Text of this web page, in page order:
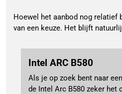
Hoewel het aanbod nog relatief
van een keuze. Het blijft
Intel ARC B580
Als je op zoek bent naar
de Intel Arc B580 zeker het